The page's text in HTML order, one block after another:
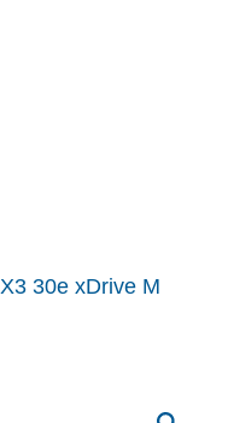
30e xDrive M